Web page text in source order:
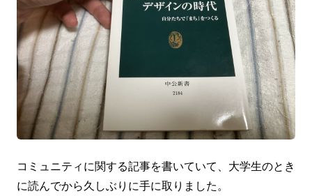
コミュニティに関する記事を書いていて、大学生のとき
に読んでから久しぶりに手に取りました。